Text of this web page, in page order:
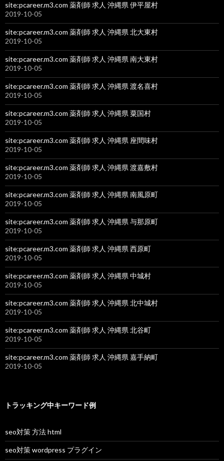
site:pcareer.m3.com 薬剤師 求人 沖縄県 伊平屋村
2019-10-05
site:pcareer.m3.com 薬剤師 求人 沖縄県 北大東村
2019-10-05
site:pcareer.m3.com 薬剤師 求人 沖縄県 南大東村
2019-10-05
site:pcareer.m3.com 薬剤師 求人 沖縄県 渡名喜村
2019-10-05
site:pcareer.m3.com 薬剤師 求人 沖縄県 粟国村
2019-10-05
site:pcareer.m3.com 薬剤師 求人 沖縄県 座間味村
2019-10-05
site:pcareer.m3.com 薬剤師 求人 沖縄県 渡嘉敷村
2019-10-05
site:pcareer.m3.com 薬剤師 求人 沖縄県 南風原町
2019-10-05
site:pcareer.m3.com 薬剤師 求人 沖縄県 与那原町
2019-10-05
site:pcareer.m3.com 薬剤師 求人 沖縄県 西原町
2019-10-05
site:pcareer.m3.com 薬剤師 求人 沖縄県 中城村
2019-10-05
site:pcareer.m3.com 薬剤師 求人 沖縄県 北中城村
2019-10-05
site:pcareer.m3.com 薬剤師 求人 沖縄県 北谷町
2019-10-05
site:pcareer.m3.com 薬剤師 求人 沖縄県 嘉手納町
2019-10-05
トラッキング中キーワード例
seo対策 方法 html
seo対策 wordpress プラグイン